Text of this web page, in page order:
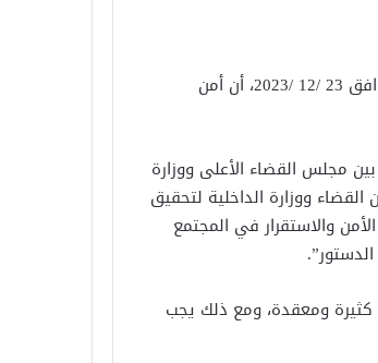
أكد رئيس مجلس القضاء الأعلى القاضي الدكتور فائق زيدان، اليوم السبت، الموافق 23 /12 /2023، أن أمن
مجلس القضاء الأعلى ووزارة
ووزارة الداخلية لتحقيق
والاستقرار في المجتمع
كثيرة ومعقدة، ومع ذلك يجب